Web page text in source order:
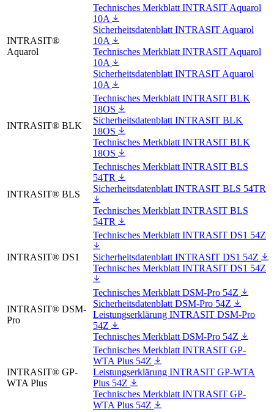
INTRASIT®
Aquarol
Technisches Merkblatt INTRASIT Aquarol
10A
Sicherheitsdatenblatt INTRASIT Aquarol
10A
Technisches Merkblatt INTRASIT Aquarol
10A
Sicherheitsdatenblatt INTRASIT Aquarol
10A
INTRASIT® BLK
Technisches Merkblatt INTRASIT BLK
18OS
Sicherheitsdatenblatt INTRASIT BLK
18OS
Technisches Merkblatt INTRASIT BLK
18OS
INTRASIT® BLS
Technisches Merkblatt INTRASIT BLS
54TR
Sicherheitsdatenblatt INTRASIT BLS 54TR
Technisches Merkblatt INTRASIT BLS
54TR
INTRASIT® DS1
Technisches Merkblatt INTRASIT DS1 54Z
Sicherheitsdatenblatt INTRASIT DS1 54Z
Technisches Merkblatt INTRASIT DS1 54Z
INTRASIT® DSM-
Pro
Technisches Merkblatt DSM-Pro 54Z
Sicherheitsdatenblatt DSM-Pro 54Z
Leistungserklärung INTRASIT DSM-Pro
54Z
Technisches Merkblatt DSM-Pro 54Z
INTRASIT® GP-
WTA Plus
Technisches Merkblatt INTRASIT GP-
WTA Plus 54Z
Leistungserklärung INTRASIT GP-WTA
Plus 54Z
Technisches Merkblatt INTRASIT GP-
WTA Plus 54Z